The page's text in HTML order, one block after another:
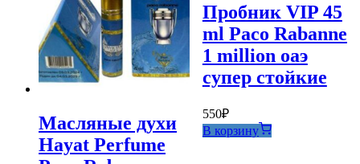
Масляные духи
Hayat Perfume
Пробник VIP 45
ml Paco Rabanne
1 million оаэ
супер стойкие
550₽
В корзину